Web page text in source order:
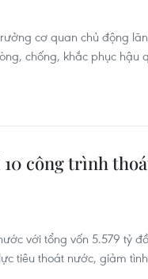
cơ quan chủ động
chống, khắc phục hậu
công trình
với tổng vốn 5.579 tỷ
tiêu thoát nước, giảm